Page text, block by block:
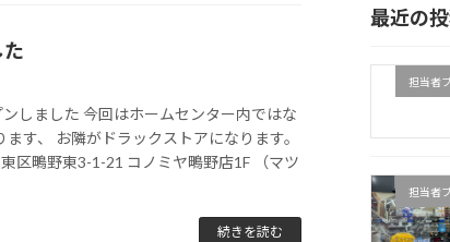
しました 今回はホームセンター内ではな
す、 お隣がドラックストアになります。
区鴫野東3-1-21 コノミヤ鴫野店1F （マツ
続きを読む
最近の
担当者
担当者